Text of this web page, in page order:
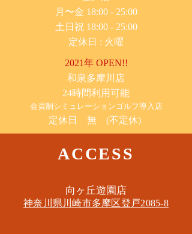
月〜金 18:00 - 25:00
土日祝 18:00 - 25:00
​定休日 : 火曜
2021年 OPEN!!
​和泉多摩川店
24時間利用可能
​会員制シミュレーションゴルフ導入店
定休日 無 (不定休)
ACCESS
​向ヶ丘遊園店
神奈川県川崎市多摩区​登戸2085-8